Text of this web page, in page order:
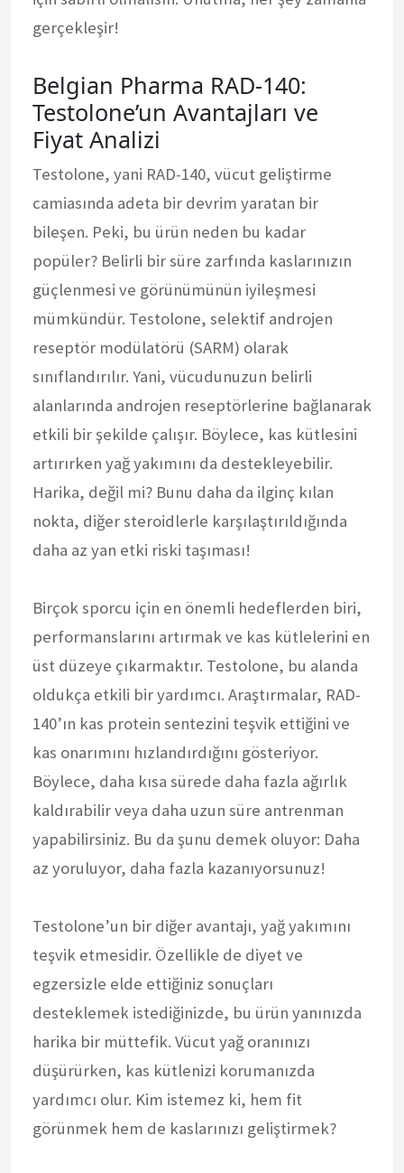
gerçekleşir!
Belgian Pharma RAD-140:
Testolone’un Avantajları ve
Fiyat Analizi
Testolone, yani RAD-140, vücut geliştirme
camiasında adeta bir devrim yaratan bir
bileşen. Peki, bu ürün neden bu kadar
popüler? Belirli bir süre zarfında kaslarınızın
güçlenmesi ve görünümünün iyileşmesi
mümkündür. Testolone, selektif androjen
reseptör modülatörü (SARM) olarak
sınıflandırılır. Yani, vücudunuzun belirli
alanlarında androjen reseptörlerine bağlanarak
etkili bir şekilde çalışır. Böylece, kas kütlesini
artırırken yağ yakımını da destekleyebilir.
Harika, değil mi? Bunu daha da ilginç kılan
nokta, diğer steroidlerle karşılaştırıldığında
daha az yan etki riski taşıması!
Birçok sporcu için en önemli hedeflerden biri,
performanslarını artırmak ve kas kütlelerini en
üst düzeye çıkarmaktır. Testolone, bu alanda
oldukça etkili bir yardımcı. Araştırmalar, RAD-
140’ın kas protein sentezini teşvik ettiğini ve
kas onarımını hızlandırdığını gösteriyor.
Böylece, daha kısa sürede daha fazla ağırlık
kaldırabilir veya daha uzun süre antrenman
yapabilirsiniz. Bu da şunu demek oluyor: Daha
az yoruluyor, daha fazla kazanıyorsunuz!
Testolone’un bir diğer avantajı, yağ yakımını
teşvik etmesidir. Özellikle de diyet ve
egzersizle elde ettiğiniz sonuçları
desteklemek istediğinizde, bu ürün yanınızda
harika bir müttefik. Vücut yağ oranınızı
düşürürken, kas kütlenizi korumanızda
yardımcı olur. Kim istemez ki, hem fit
görünmek hem de kaslarınızı geliştirmek?